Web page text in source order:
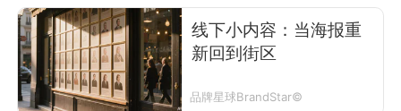
线下小内容：当海报重
新回到街区
品牌星球BrandStar©